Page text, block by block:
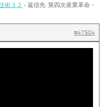
術３２ › 返信先: 第四次産業革命・
#47504